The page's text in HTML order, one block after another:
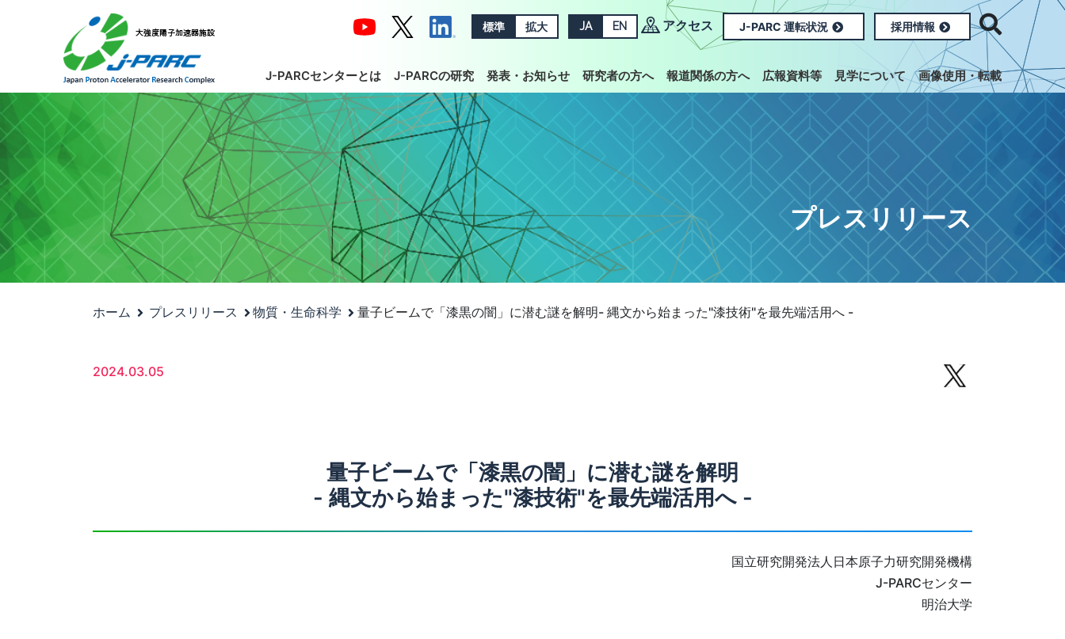
標準 拡大 JA EN アクセス J-PARC 運転状況 採用情報
J-PARCセンターとは J-PARCの研究 発表・お知らせ 研究者の方へ 報道関係の方へ 広報資料等 見学について 画像使用・転載
プレスリリース
ホーム プレスリリース 物質・生命科学 量子ビームで「漆黒の闇」に潜む謎を解明- 縄文から始まった"漆技術"を最先端活用へ -
2024.03.05
量子ビームで「漆黒の闇」に潜む謎を解明
- 縄文から始まった"漆技術"を最先端活用へ -
国立研究開発法人日本原子力研究開発機構
J-PARCセンター
明治大学